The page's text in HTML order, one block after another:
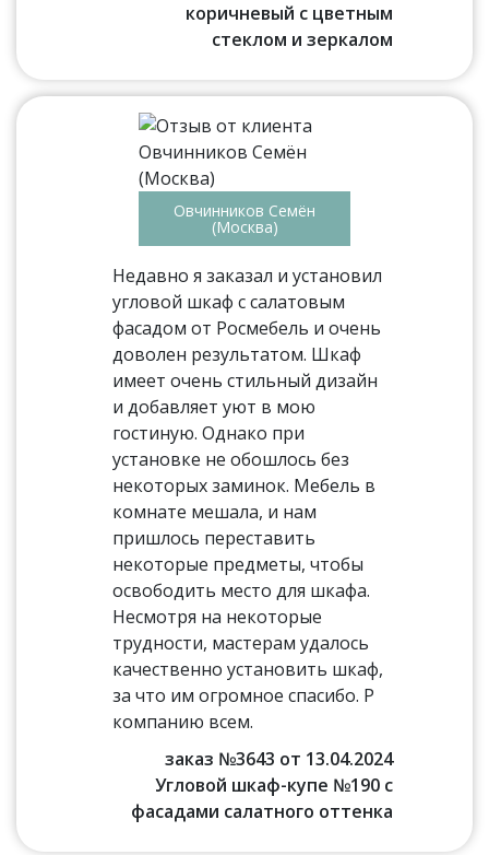
коричневый с цветным
стеклом и зеркалом
Овчинников Семён
(Москва)
Недавно я заказал и установил
угловой шкаф с салатовым
фасадом от Росмебель и очень
доволен результатом. Шкаф
имеет очень стильный дизайн
и добавляет уют в мою
гостиную. Однако при
установке не обошлось без
некоторых заминок. Мебель в
комнате мешала, и нам
пришлось переставить
некоторые предметы, чтобы
освободить место для шкафа.
Несмотря на некоторые
трудности, мастерам удалось
качественно установить шкаф,
за что им огромное спасибо. Р
компанию всем.
заказ №3643 от 13.04.2024
Угловой шкаф-купе №190 с
фасадами салатного оттенка